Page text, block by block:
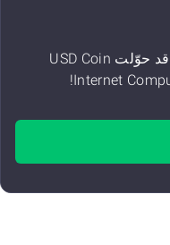
ثم قم بالإيداع، وهكذا تكون قد حوّلت USD Coin